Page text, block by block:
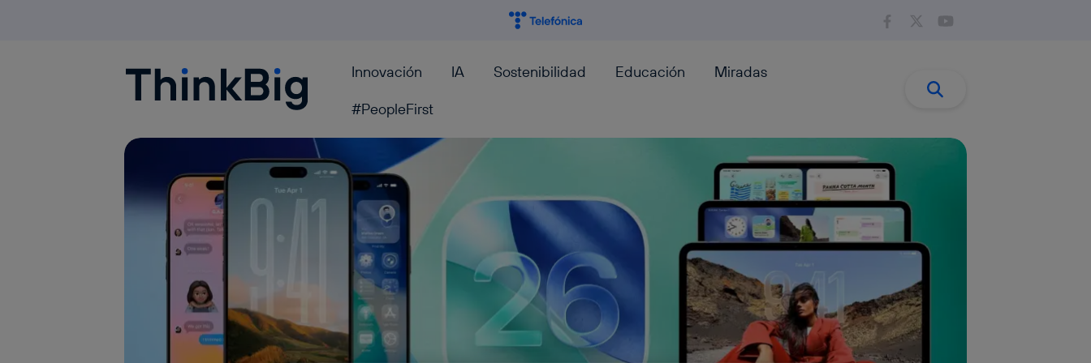
Blogthinkbig.com Innovación IA Sostenibilidad Educación
Miradas
#PeopleFirst
Buscar